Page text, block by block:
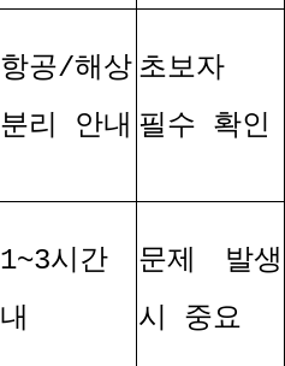
항공/해상
분리 안내
초보자
필수 확인
1~3시간
내
문제 발생
시 중요